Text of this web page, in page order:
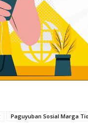
Paguyuban Sosial Marga